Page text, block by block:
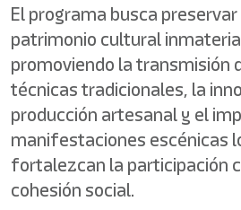
El programa busca
patrimonio cultural
promoviendo la transmisión
técnicas tradicionales, la
producción artesanal y el
manifestaciones escénicas
fortalezcan la participación
cohesión social.